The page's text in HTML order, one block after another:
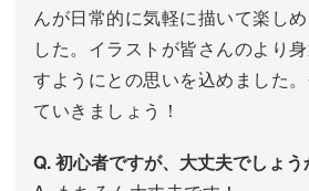
んが日常的に気軽に描いて楽し
した。イラストが皆さんのより
すようにとの思いを込めました
ていきましょう！
Q. 初心者ですが、大丈夫でしょう